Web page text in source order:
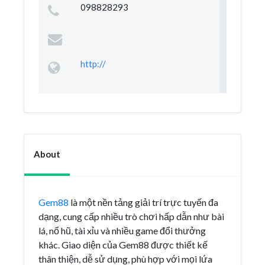
098828293
http://
About
Gem88 là một nền tảng giải trí trực tuyến đa
dạng, cung cấp nhiều trò chơi hấp dẫn như bài
lá, nổ hũ, tài xỉu và nhiều game đổi thưởng
khác. Giao diện của Gem88 được thiết kế
thân thiện, dễ sử dụng, phù hợp với mọi lứa